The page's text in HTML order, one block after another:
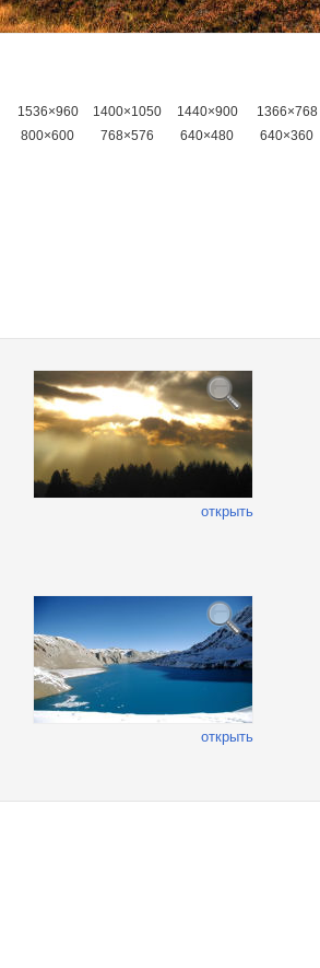
1536×960 1400×1050 1440×900
1366×768
800×600 768×576 640×480
640×360
открыть
открыть